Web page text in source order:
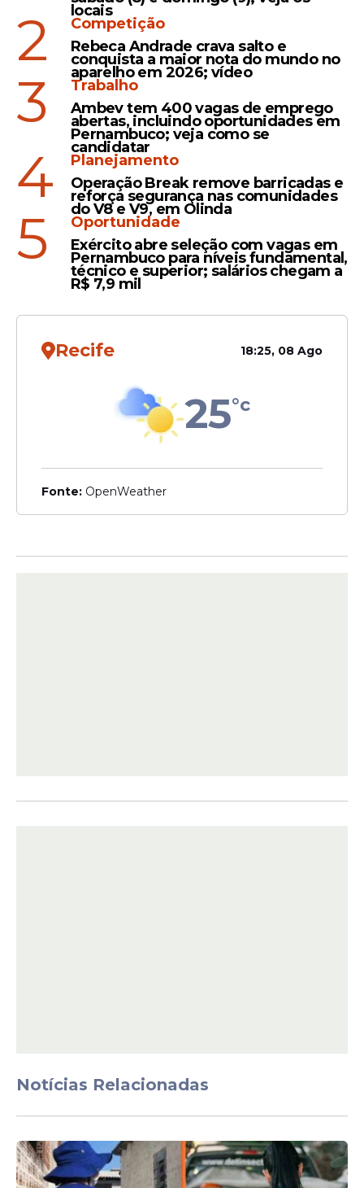
Veja Também
Após a fase objetiva, os candidatos
aprovados seguirão para o Teste de
Aptidão Física, marcado para os dias 24 e
25 de outubro.
Também estão previstas etapas de
heteroidentificação e avaliação
inscrições
31/07/2026 — Divulgação dos locais de
prova
30/08/2026— Aplicação das provas
objetivas
31/08/2026
— Divulgação dos
locais
2
Competição
Rebeca Andrade crava salto e
conquista a maior nota do mundo no
aparelho em 2026; vídeo
3
Trabalho
Ambev tem 400 vagas de emprego
abertas, incluindo oportunidades em
Pernambuco; veja como se
candidatar
4
Planejamento
Operação Break remove barricadas e
reforça segurança nas comunidades
do V8 e V9, em Olinda
5
Oportunidade
Exército abre seleção com vagas em
Pernambuco para níveis fundamental,
técnico e superior; salários chegam a
R$ 7,9 mil
Recife 18:25, 08 Ago
25°c
Fonte: OpenWeather
Notícias Relacionadas